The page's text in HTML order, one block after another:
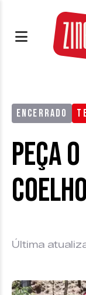
ENCERRADO
Peça
Última